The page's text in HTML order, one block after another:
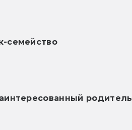
семейство
родитель